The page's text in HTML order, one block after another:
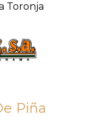
Toronja
Piña